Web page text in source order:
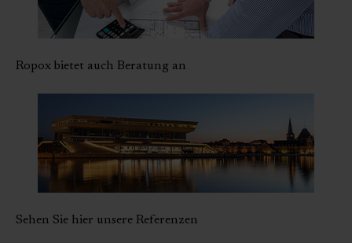
Ropox bietet auch Beratung an
Sehen Sie hier unsere Referenzen